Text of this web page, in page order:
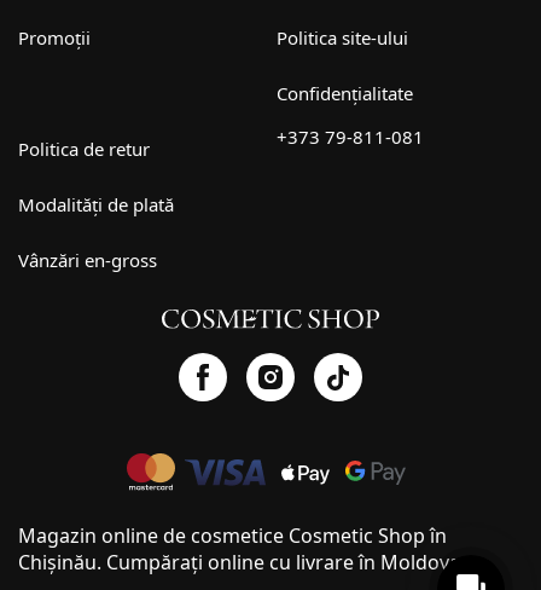
Promoții Politica site-ului
Confidențialitate
Politica de retur
Modalități de plată
Vânzări en-gross
+373 79-811-081
Magazin online de cosmetice Cosmetic Shop în
Chișinău. Cumpărați online cu livrare în Moldova.